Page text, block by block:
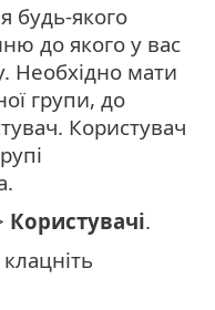
будь-якого
до якого у вас
Необхідно мати
групи, до
Користувач
Користувачі.